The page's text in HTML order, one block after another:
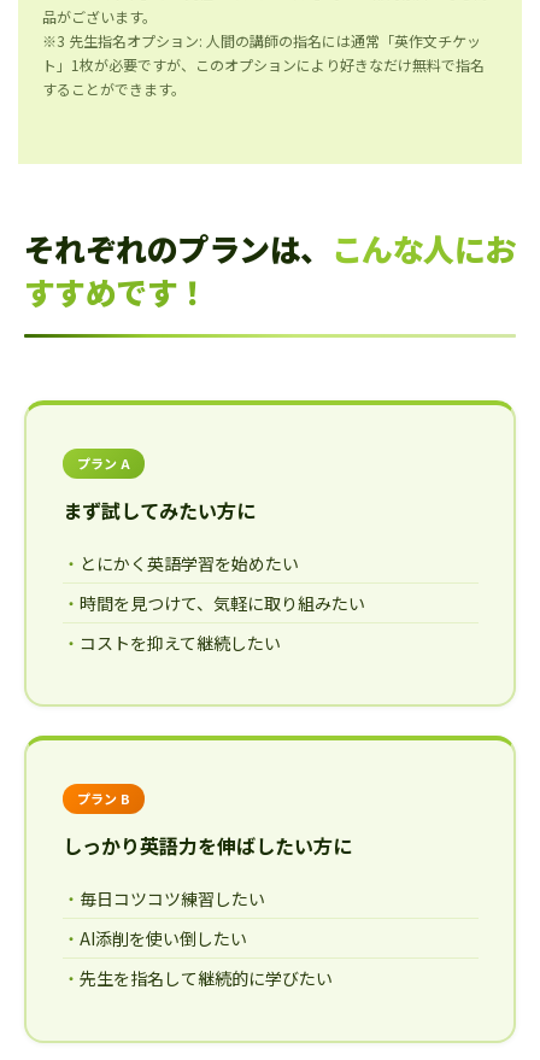
品がございます。
※3 先生指名オプション: 人間の講師の指名には通常「英作文チケッ
ト」1枚が必要ですが、このオプションにより好きなだけ無料で指名
することができます。
それぞれのプランは、 こんな人にお
すすめです！
プラン A
まず試してみたい方に
とにかく英語学習を始めたい
時間を見つけて、気軽に取り組みたい
コストを抑えて継続したい
プラン B
しっかり英語力を伸ばしたい方に
毎日コツコツ練習したい
AI添削を使い倒したい
先生を指名して継続的に学びたい